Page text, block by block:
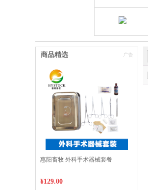
商品精选
惠阳畜牧 外科手术器械套餐
¥129.00